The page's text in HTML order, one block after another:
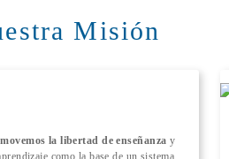
Misión
la libertad de enseñanza y
como la base de un sistema